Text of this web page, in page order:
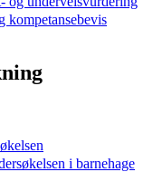
kompetansebevis
i barnehage